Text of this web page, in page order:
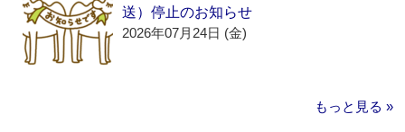
送）停止のお知らせ
2026年07月24日 (金)
もっと見る »